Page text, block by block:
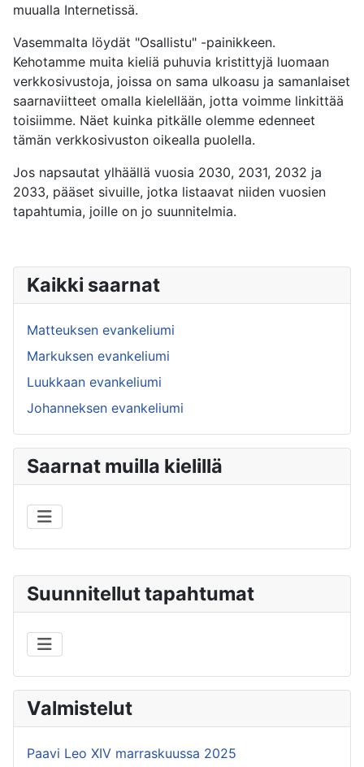
Suunnitellut tapahtumat
Valmistelut
Paavi Leo XIV marraskuussa 2025
muualla Internetissä.
Vasemmalta löydät "Osallistu" -painikkeen.
Kehotamme muita kieliä puhuvia kristittyjä luomaan
verkkosivustoja, joissa on sama ulkoasu ja samanlaiset
saarnaviitteet omalla kielellään, jotta voimme linkittää
toisiimme. Näet kuinka pitkälle olemme edenneet
tämän verkkosivuston oikealla puolella.
Jos napsautat ylhäällä vuosia 2030, 2031, 2032 ja
2033, pääset sivuille, jotka listaavat niiden vuosien
tapahtumia, joille on jo suunnitelmia.
Kaikki saarnat
Matteuksen evankeliumi
Markuksen evankeliumi
Luukkaan evankeliumi
Johanneksen evankeliumi
Saarnat muilla kielillä